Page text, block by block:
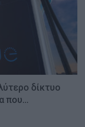
δίκτυο
που…